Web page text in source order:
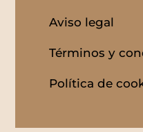
Aviso legal
Términos y
Política de